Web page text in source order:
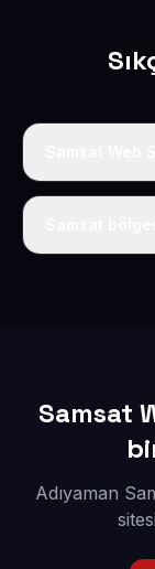
Tek fiyat
Samsat
Adıyaman